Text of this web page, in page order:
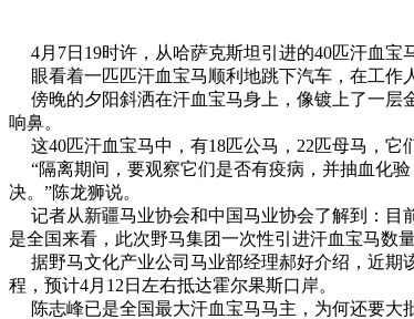
4月7日19时许，从哈萨克斯坦引进的40匹汗血宝
眼看着一匹匹汗血宝马顺利地跳下汽车，在工作
傍晚的夕阳斜洒在汗血宝马身上，像镀上了一层
响鼻。
这40匹汗血宝马中，有18匹公马，22匹母马，它
“隔离期间，要观察它们是否有疫病，并抽血化
决。”陈龙狮说。
记者从新疆马业协会和中国马业协会了解到：目
是全国来看，此次野马集团一次性引进汗血宝马数
据野马文化产业公司马业部经理郝好介绍，近期
程，预计4月12日左右抵达霍尔果斯口岸。
陈志峰已是全国最大汗血宝马马主，为何还要大